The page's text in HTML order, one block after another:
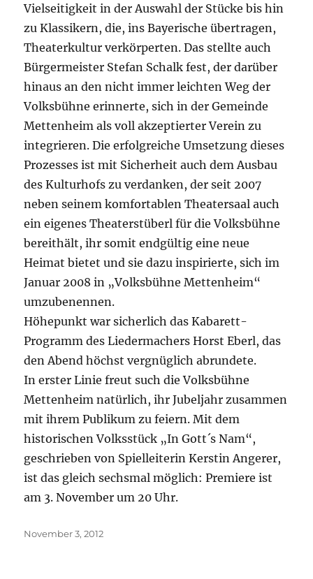
Vielseitigkeit in der Auswahl der Stücke bis hin
zu Klassikern, die, ins Bayerische übertragen,
Theaterkultur verkörperten. Das stellte auch
Bürgermeister Stefan Schalk fest, der darüber
hinaus an den nicht immer leichten Weg der
Volksbühne erinnerte, sich in der Gemeinde
Mettenheim als voll akzeptierter Verein zu
integrieren. Die erfolgreiche Umsetzung dieses
Prozesses ist mit Sicherheit auch dem Ausbau
des Kulturhofs zu verdanken, der seit 2007
neben seinem komfortablen Theatersaal auch
ein eigenes Theaterstüberl für die Volksbühne
bereithält, ihr somit endgültig eine neue
Heimat bietet und sie dazu inspirierte, sich im
Januar 2008 in „Volksbühne Mettenheim“
umzubenennen.
Höhepunkt war sicherlich das Kabarett-
Programm des Liedermachers Horst Eberl, das
den Abend höchst vergnüglich abrundete.
In erster Linie freut such die Volksbühne
Mettenheim natürlich, ihr Jubeljahr zusammen
mit ihrem Publikum zu feiern. Mit dem
historischen Volksstück „In Gott´s Nam“,
geschrieben von Spielleiterin Kerstin Angerer,
ist das gleich sechsmal möglich: Premiere ist
am 3. November um 20 Uhr.
Veröffentlicht
November 3, 2012